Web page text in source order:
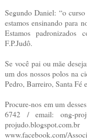
Segundo Daniel: “o
estamos ensinando para
Estamos
F.P.Judô.
Se você pai ou mãe
um dos nossos polos na
Pedro, Barreiro, Santa Fé
Procure-nos em um
6742 / email: ong-
www.facebook.com/